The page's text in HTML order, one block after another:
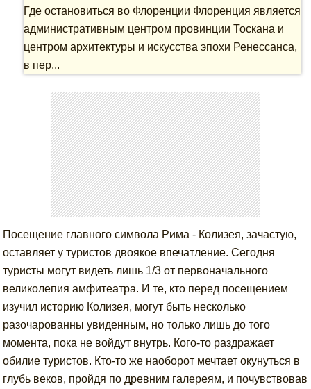
Где остановиться во Флоренции Флоренция является
административным центром провинции Тоскана и
центром архитектуры и искусства эпохи Ренессанса,
в пер...
Посещение главного символа Рима - Колизея, зачастую,
оставляет у туристов двоякое впечатление. Сегодня
туристы могут видеть лишь 1/3 от первоначального
великолепия амфитеатра. И те, кто перед посещением
изучил историю Колизея, могут быть несколько
разочарованны увиденным, но только лишь до того
момента, пока не войдут внутрь. Кого-то раздражает
обилие туристов. Кто-то же наоборот мечтает окунуться в
глубь веков, пройдя по древним галереям, и почувствовав